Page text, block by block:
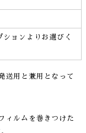
ョンよりお選びく
用と兼用となって
ィルムを巻きつけた